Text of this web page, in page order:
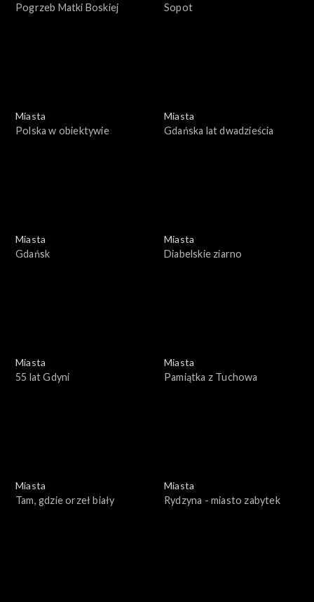
Pogrzeb Matki Boskiej
Sopot
Miasta
Polska w obiektywie
Miasta
Gdańska lat dwadzieścia
Miasta
Gdańsk
Miasta
Diabelskie ziarno
Miasta
55 lat Gdyni
Miasta
Pamiątka z Tuchowa
Miasta
Tam, gdzie orzeł biały
Miasta
Rydzyna - miasto zabytek